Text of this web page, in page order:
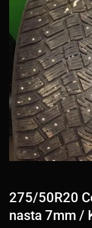
275/50R20
nasta 7mm /